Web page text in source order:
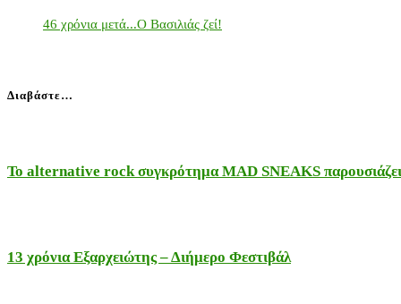
46 χρόνια μετά...Ο Βασιλιάς ζεί!
Διαβάστε…
Το alternative rock συγκρότημα MAD SNEAKS
13 χρόνια Εξαρχειώτης – Διήμερο Φεστιβάλ